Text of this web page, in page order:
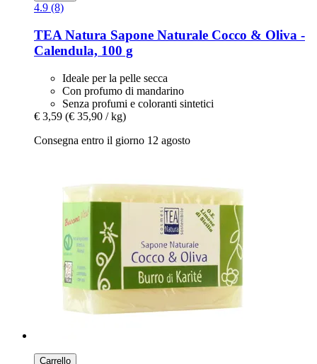
4.9 (8)
TEA Natura Sapone Naturale Cocco & Oliva -​
Calendula, 100 g
Ideale per la pelle secca
Con profumo di mandarino
Senza profumi e coloranti sintetici
€ 3,59 (€ 35,90 / kg)
Consegna entro il giorno 12 agosto
Carrello